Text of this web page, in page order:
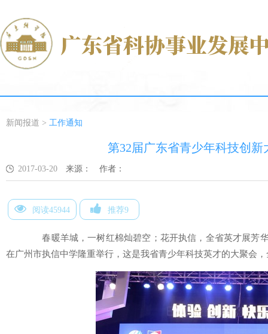
新闻报道 > 工作通知
第32届广东省青少年科技创
2017-03-20 来源： 作者：
阅读45944 推荐9
春暖羊城，一树红棉灿碧空；花开执信，全省英才展芳
在广州市执信中学隆重举行，这是我省青少年科技英才的大聚会